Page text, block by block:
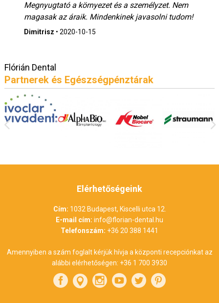
Megnyugtató a környezet és a személyzet. Nem
magasak az áraik. Mindenkinek javasolni tudom!
Dimitrisz • 2020-10-15
Flórián Dental
Partnerek és Egészségpénztárak
Elérhetőségeink
Cím: 1032 Budapest, Kiscelli utca 12.
E-mail cím: info@florian-dental.hu
Telefonszám: +36 20 388 1441
Amennyiben a szám foglalt kérjük hívja a központi recepciónkat az
alábbi elérhetőségen: +36 1 700 3930